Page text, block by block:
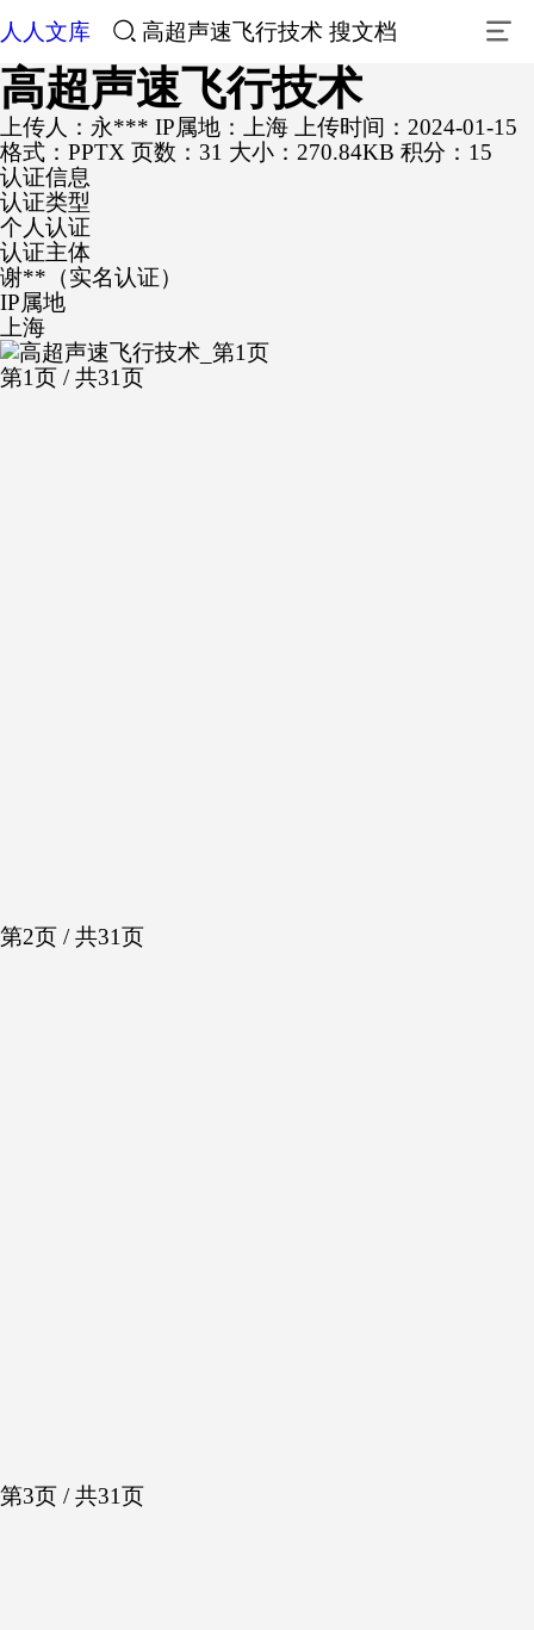
人人文库 高超声速飞行技术 搜文档
高超声速飞行技术
上传人：永*** IP属地：上海
上传时间：2024-01-15
格式：PPTX 页数：31 大小：270.84KB 积分：15
认证信息
认证类型
个人认证
认证主体
谢**（实名认证）
IP属地
上海
第1页 / 共31页
第2页 / 共31页
第3页 / 共31页